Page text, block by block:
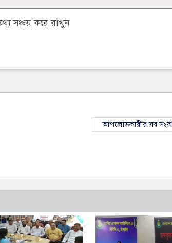
সঞ্চয় করে রাখুন
আপলোডকারীর সব